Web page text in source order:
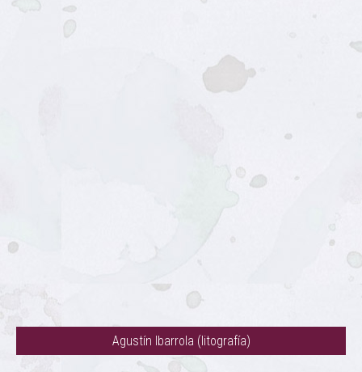
Agustín Ibarrola (litografía)